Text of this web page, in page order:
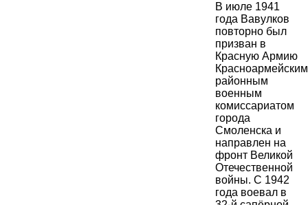
В июле 1941
года Вавулков
повторно был
призван в
Красную Армию
Красноармейским
районным
военным
комиссариатом
города
Смоленска и
направлен на
фронт Великой
Отечественной
войны. С 1942
года воевал в